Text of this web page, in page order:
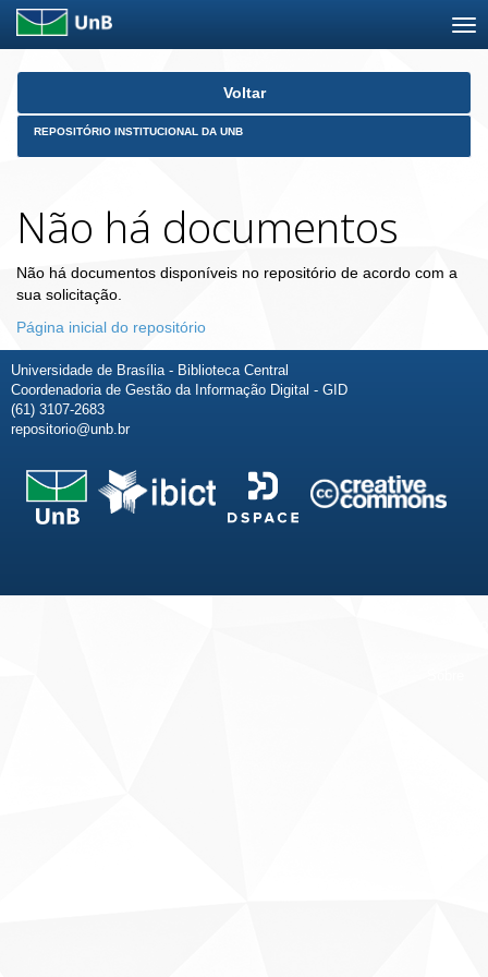
Skip
Voltar
REPOSITÓRIO INSTITUCIONAL DA UNB
Não há documentos
Não há documentos disponíveis no repositório de acordo com a
sua solicitação.
Página inicial do repositório
Universidade de Brasília - Biblioteca Central
Coordenadoria de Gestão da Informação Digital - GID
(61) 3107-2683
repositorio@unb.br